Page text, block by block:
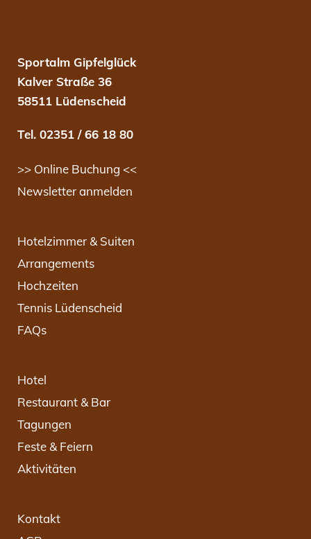
Sportalm Gipfelglück
Kalver Straße 36
58511 Lüdenscheid
Tel. 02351 / 66 18 80
>> Online Buchung <<
Newsletter anmelden
Hotelzimmer & Suiten
Arrangements
Hochzeiten
Tennis Lüdenscheid
FAQs
Hotel
Restaurant & Bar
Tagungen
Feste & Feiern
Aktivitäten
Kontakt